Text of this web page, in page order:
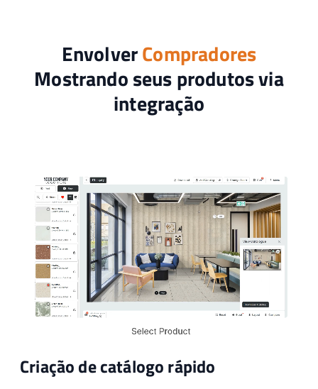
EnvolverCompradores
Mostrando seus produtos via
integração
Criação de catálogo rápido